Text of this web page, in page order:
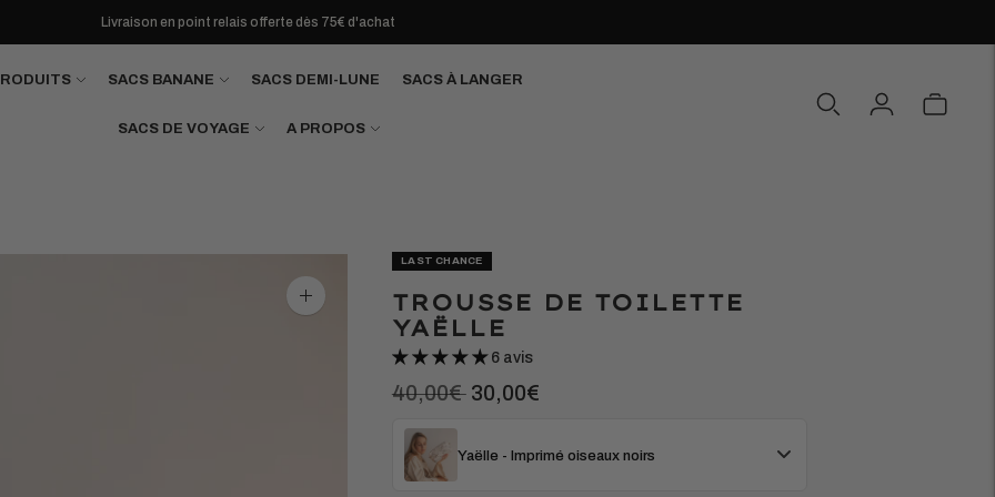
Livraison en point relais offerte dès 75€ d'achat
SACS BANANE SACS DEMI-LUNE SACS À LANGER
SACS DE VOYAGE A PROPOS
Agrandir
l'image
LAST CHANCE
TROUSSE DE TOILETTE
YAËLLE
6 avis
40,00€Prix
30,00€
Yaëlle - Imprimé oiseaux noirs